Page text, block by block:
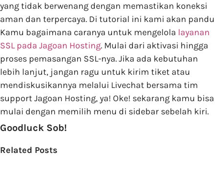
yang tidak berwenang dengan memastikan koneksi
aman dan terpercaya. Di tutorial ini kami akan pandu
Kamu bagaimana caranya untuk mengelola layanan
SSL pada Jagoan Hosting. Mulai dari aktivasi hingga
proses pemasangan SSL-nya. Jika ada kebutuhan
lebih lanjut, jangan ragu untuk kirim tiket atau
mendiskusikannya melalui Livechat bersama tim
support Jagoan Hosting, ya! Oke! sekarang kamu bisa
mulai dengan memilih menu di sidebar sebelah kiri.
Goodluck Sob!
Related Posts